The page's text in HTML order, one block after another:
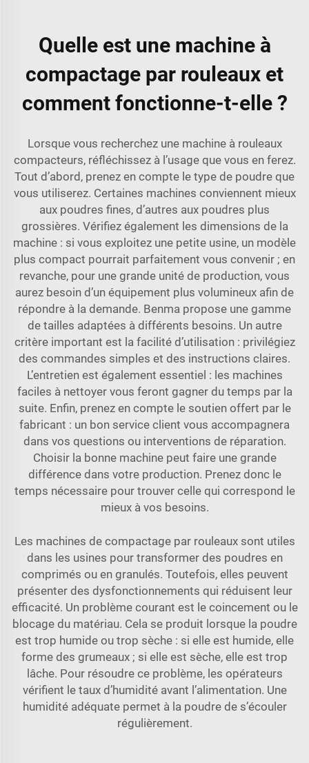
Quelle est une machine à
compactage par rouleaux et
comment fonctionne-t-elle ?
Lorsque vous recherchez une machine à rouleaux
compacteurs, réfléchissez à l’usage que vous en ferez.
Tout d’abord, prenez en compte le type de poudre que
vous utiliserez. Certaines machines conviennent mieux
aux poudres fines, d’autres aux poudres plus
grossières. Vérifiez également les dimensions de la
machine : si vous exploitez une petite usine, un modèle
plus compact pourrait parfaitement vous convenir ; en
revanche, pour une grande unité de production, vous
aurez besoin d’un équipement plus volumineux afin de
répondre à la demande. Benma propose une gamme
de tailles adaptées à différents besoins. Un autre
critère important est la facilité d’utilisation : privilégiez
des commandes simples et des instructions claires.
L’entretien est également essentiel : les machines
faciles à nettoyer vous feront gagner du temps par la
suite. Enfin, prenez en compte le soutien offert par le
fabricant : un bon service client vous accompagnera
dans vos questions ou interventions de réparation.
Choisir la bonne machine peut faire une grande
différence dans votre production. Prenez donc le
temps nécessaire pour trouver celle qui correspond le
mieux à vos besoins.
Les machines de compactage par rouleaux sont utiles
dans les usines pour transformer des poudres en
comprimés ou en granulés. Toutefois, elles peuvent
présenter des dysfonctionnements qui réduisent leur
efficacité. Un problème courant est le coincement ou le
blocage du matériau. Cela se produit lorsque la poudre
est trop humide ou trop sèche : si elle est humide, elle
forme des grumeaux ; si elle est sèche, elle est trop
lâche. Pour résoudre ce problème, les opérateurs
vérifient le taux d’humidité avant l’alimentation. Une
humidité adéquate permet à la poudre de s’écouler
régulièrement.